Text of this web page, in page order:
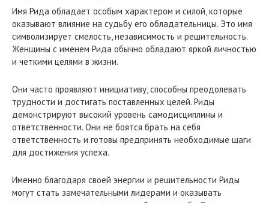
Имя Рида обладает особым характером и силой, которые
оказывают влияние на судьбу его обладательницы. Это имя
символизирует смелость, независимость и решительность.
Женщины с именем Рида обычно обладают яркой личностью
и четкими целями в жизни.
Они часто проявляют инициативу, способны преодолевать
трудности и достигать поставленных целей. Риды
демонстрируют высокий уровень самодисциплины и
ответственности. Они не боятся брать на себя
ответственность и готовы предпринять необходимые шаги
для достижения успеха.
Именно благодаря своей энергии и решительности Риды
могут стать замечательными лидерами и оказывать